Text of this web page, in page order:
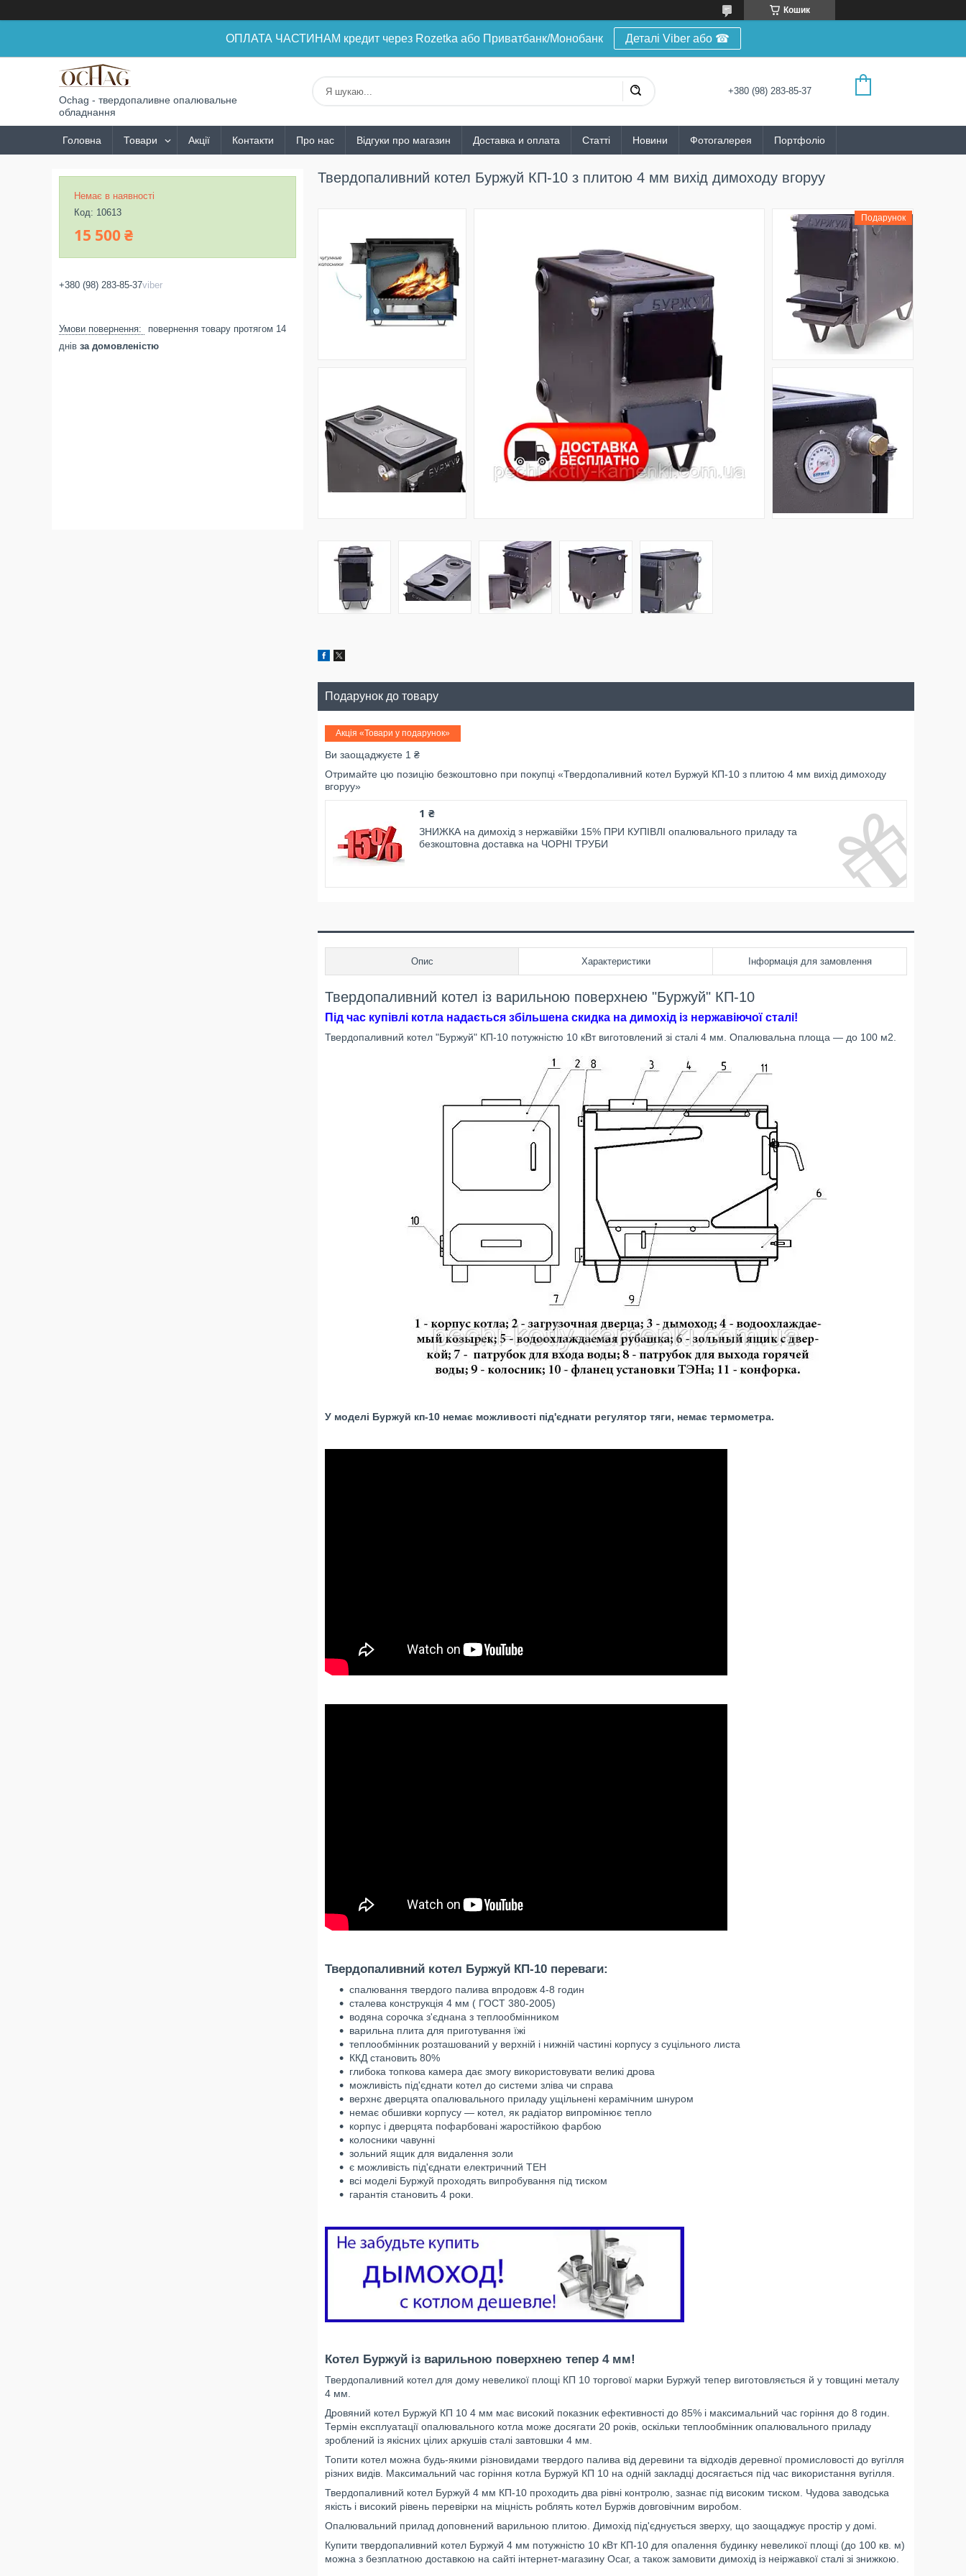
Кошик
ОПЛАТА ЧАСТИНАМ кредит через Rozetka або Приватбанк/Монобанк Деталі Viber або ☎
Ochag - твердопаливне опалювальне
обладнання
+380 (98) 283-85-37
Головна Товари Акції Контакти Про нас Відгуки про магазин Доставка и оплата Статті Новини Фотогалерея Портфоліо
Твердопаливний котел Буржуй КП-10 з плитою 4 мм вихід димоходу вгоруу
Подарунок
Подарунок до товару
Акція «Товари у подарунок»
Ви заощаджуєте 1 ₴
Отримайте цю позицію безкоштовно при покупці «Твердопаливний котел Буржуй КП-10 з плитою 4 мм вихід димоходу
вгоруу»
1 ₴
ЗНИЖКА на димохід з нержавійки 15% ПРИ КУПІВЛІ опалювального приладу та
безкоштовна доставка на ЧОРНІ ТРУБИ
Опис Характеристики Інформація для замовлення
Твердопаливний котел із варильною поверхнею "Буржуй" КП-10
Під час купівлі котла надається збільшена скидка на димохід із нержавіючої сталі!
Твердопаливний котел "Буржуй" КП-10 потужністю 10 кВт виготовлений зі сталі 4 мм. Опалювальна площа — до 100 м2.
У моделі Буржуй кп-10 немає можливості під'єднати регулятор тяги, немає термометра.
Твердопаливний котел Буржуй КП-10 переваги:
спалювання твердого палива впродовж 4-8 годин
сталева конструкція 4 мм ( ГОСТ 380-2005)
водяна сорочка з'єднана з теплообмінником
варильна плита для приготування їжі
теплообмінник розташований у верхній і нижній частині корпусу з суцільного листа
ККД становить 80%
глибока топкова камера дає змогу використовувати великі дрова
можливість під'єднати котел до системи зліва чи справа
верхнє дверцята опалювального приладу ущільнені керамічним шнуром
немає обшивки корпусу — котел, як радіатор випромінює тепло
корпус і дверцята пофарбовані жаростійкою фарбою
колосники чавунні
зольний ящик для видалення золи
є можливість під'єднати електричний ТЕН
всі моделі Буржуй проходять випробування під тиском
гарантія становить 4 роки.
Котел Буржуй із варильною поверхнею тепер 4 мм!
Твердопаливний котел для дому невеликої площі КП 10 торгової марки Буржуй тепер виготовляється й у товщині металу
4 мм.
Дровяний котел Буржуй КП 10 4 мм має високий показник ефективності до 85% і максимальний час горіння до 8 годин.
Термін експлуатації опалювального котла може досягати 20 років, оскільки теплообмінник опалювального приладу
зроблений із якісних цілих аркушів сталі завтовшки 4 мм.
Топити котел можна будь-якими різновидами твердого палива від деревини та відходів деревної промисловості до вугілля
різних видів. Максимальний час горіння котла Буржуй КП 10 на одній закладці досягається під час використання вугілля.
Твердопаливний котел Буржуй 4 мм КП-10 проходить два рівні контролю, зазнає під високим тиском. Чудова заводська
якість і високий рівень перевірки на міцність роблять котел Буржів довговічним виробом.
Опалювальний прилад доповнений варильною плитою. Димохід під'єднується зверху, що заощаджує простір у домі.
Купити твердопаливний котел Буржуй 4 мм потужністю 10 кВт КП-10 для опалення будинку невеликої площі (до 100 кв. м)
можна з безплатною доставкою на сайті інтернет-магазину Осаг, а також замовити димохід із неіржавкої сталі зі знижкою.
Немає в наявності
Код: 10613
15 500 ₴
+380 (98) 283-85-37viber
повернення товару протягом 14
днів за домовленістю